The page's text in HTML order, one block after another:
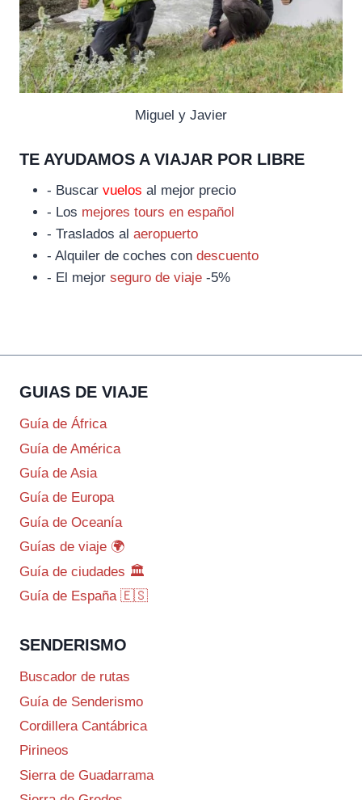
Miguel y Javier
TE AYUDAMOS A VIAJAR POR LIBRE
- Buscar vuelos al mejor precio
- Los mejores tours en español
- Traslados al aeropuerto
- Alquiler de coches con descuento
- El mejor seguro de viaje -5%
GUIAS DE VIAJE
Guía de África
Guía de América
Guía de Asia
Guía de Europa
Guía de Oceanía
Guías de viaje 🌍
Guía de ciudades 🏛️
Guía de España 🇪🇸
SENDERISMO
Buscador de rutas
Guía de Senderismo
Cordillera Cantábrica
Pirineos
Sierra de Guadarrama